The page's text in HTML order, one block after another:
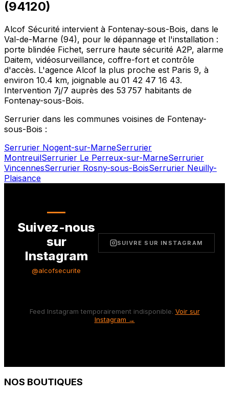
(94120)
Alcof Sécurité intervient à Fontenay-sous-Bois, dans le
Val-de-Marne (94), pour le dépannage et l'installation :
porte blindée Fichet, serrure haute sécurité A2P, alarme
Daitem, vidéosurveillance, coffre-fort et contrôle
d'accès. L'agence Alcof la plus proche est Paris 9, à
environ 10.4 km, joignable au 01 42 47 16 43.
Intervention 7j/7 auprès des 53 757 habitants de
Fontenay-sous-Bois.
Serrurier dans les communes voisines de Fontenay-
sous-Bois :
Serrurier Nogent-sur-MarneSerrurier
MontreuilSerrurier Le Perreux-sur-MarneSerrurier
VincennesSerrurier Rosny-sous-BoisSerrurier Neuilly-
Plaisance
Suivez-nous
sur
Instagram
@alcofsecurite
SUIVRE SUR INSTAGRAM
Feed Instagram temporairement indisponible. Voir sur
Instagram →
NOS BOUTIQUES